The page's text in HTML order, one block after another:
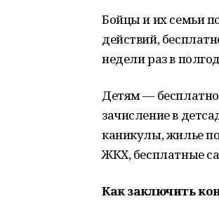
Бойцы и их семьи
действий,
недели раз в
Детям —
зачисление в
каникулы, жилье
ЖКХ, бесплатные
Как заключить